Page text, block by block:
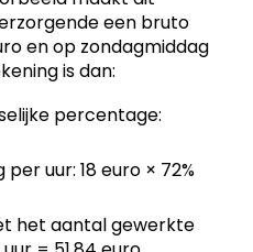
een bruto
en op zondagmiddag
is dan:
percentage:
uur: 18 euro × 72%
het aantal gewerkte